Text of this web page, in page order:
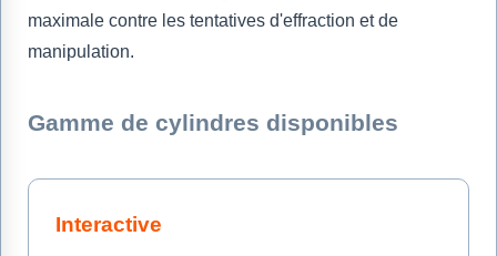
maximale contre les tentatives d'effraction et de
manipulation.
Gamme de cylindres disponibles
Interactive